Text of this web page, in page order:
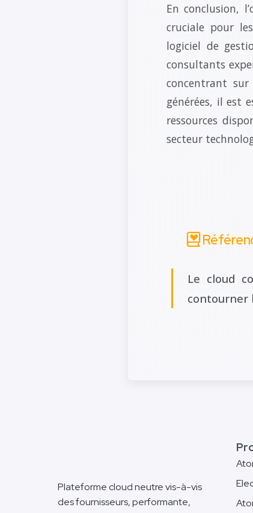
En conclusion,
cruciale pour
logiciel de
consultants
concentrant sur
générées, il est
ressources
secteur
Le cloud
contourner
Plateforme cloud neutre vis-à-vis
des fournisseurs, performante,